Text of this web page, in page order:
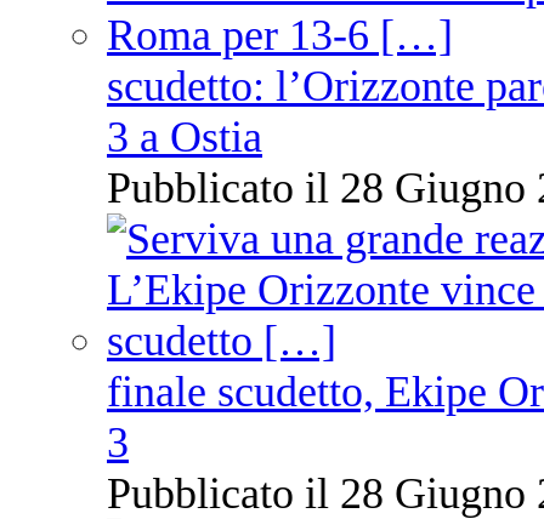
scudetto: l’Orizzonte
3 a Ostia
Pubblicato il 28 Giugno
finale scudetto, Ekipe
3
Pubblicato il 28 Giugno